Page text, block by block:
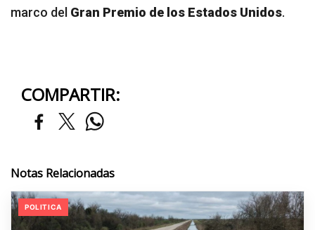
marco del Gran Premio de los Estados Unidos.
COMPARTIR:
Notas Relacionadas
POLITICA